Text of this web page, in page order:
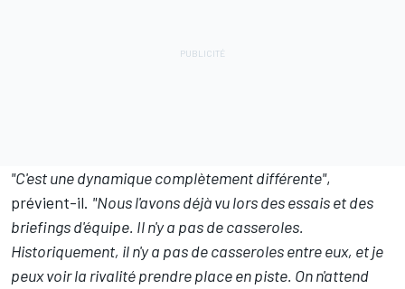
"C'est une dynamique complètement différente",
prévient-il. "Nous l'avons déjà vu lors des essais et des
briefings d'équipe. Il n'y a pas de casseroles.
Historiquement, il n'y a pas de casseroles entre eux, et je
peux voir la rivalité prendre place en piste. On n'attend